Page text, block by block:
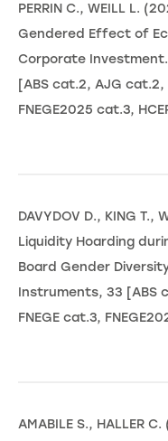
PERRIN C., WEILL L.
Gendered Effect of
Corporate
[ABS cat.2, AJG cat.2,
FNEGE2025 cat.3,
DAVYDOV D., KING T.,
Liquidity Hoarding
Board Gender
Instruments, 33 [ABS
FNEGE cat.3,
AMABILE S., HALLER